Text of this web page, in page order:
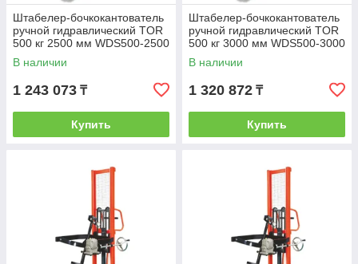
Штабелер-бочкокантователь
ручной гидравлический TOR
500 кг 2500 мм WDS500-2500
В наличии
1 243 073 ₸
Купить
Штабелер-бочкокантователь
ручной гидравлический TOR
500 кг 3000 мм WDS500-3000
В наличии
1 320 872 ₸
Купить